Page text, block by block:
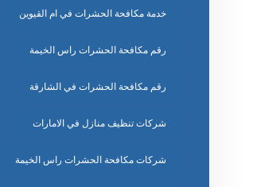
خدمة مكافحة الحشرات في ام القيوين
رقم مكافحة الحشرات راس الخيمة
رقم مكافحة الحشرات في الشارقة
شركات تنظيف منازل في الامارات
شركات مكافحة الحشرات راس الخيمة